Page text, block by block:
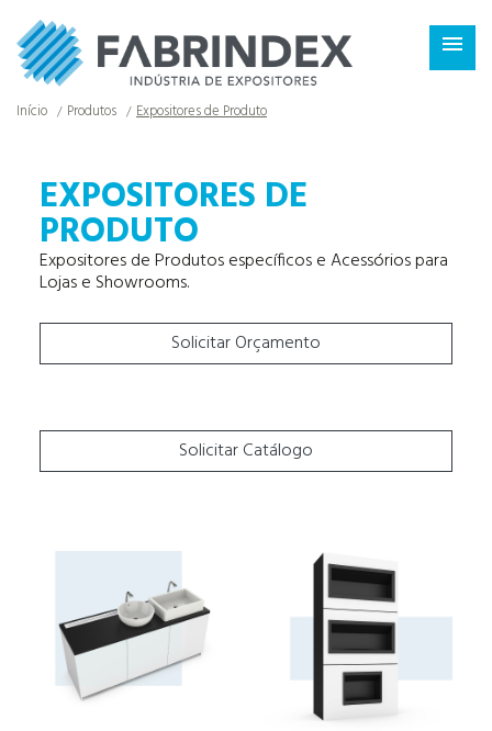

×
Início Produtos Expositores de Produto
EXPOSITORES DE
PRODUTO
Expositores de Produtos específicos e Acessórios para
Lojas e Showrooms.
Solicitar Orçamento
Solicitar Catálogo